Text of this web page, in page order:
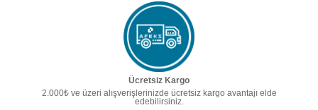
Ücretsiz Kargo
2.000₺ ve üzeri alışverişlerinizde ücretsiz kargo avantajı elde
edebilirsiniz.